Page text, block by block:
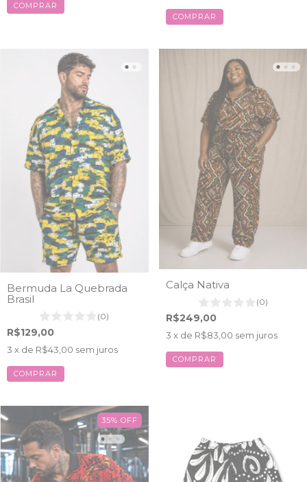
COMPRAR
COMPRAR
Bermuda La Quebrada
Brasil
(0)
R$129,00
3 x de R$43,00 sem juros
COMPRAR
Calça Nativa
(0)
R$249,00
3 x de R$83,00 sem juros
COMPRAR
35% OFF